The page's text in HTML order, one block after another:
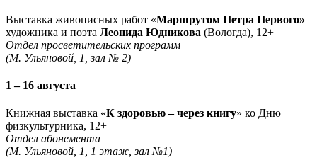
Выставка живописных работ «Маршрутом Петра Первого»
художника и поэта Леонида Юдникова (Вологда), 12+
Отдел просветительских программ
(М. Ульяновой, 1, зал № 2)
1 – 16 августа
Книжная выставка «К здоровью – через книгу» ко Дню
физкультурника, 12+
Отдел абонемента
(М. Ульяновой, 1, 1 этаж, зал №1)